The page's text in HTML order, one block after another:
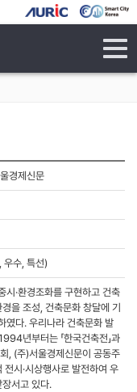
경제신문
우수, 특선)
시·환경조화를 구현하고 건축
을 조성, 건축문화 창달에 기
였다. 우리나라 건축문화 발
년부터는 「한국건축전」과
, (주)서울경제신문이 공동주
시·시상행사로 발전하여 우
서고 있다.